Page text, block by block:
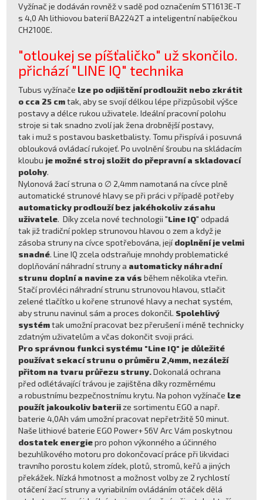
Vyžínač je dodáván rovněž v sadě pod označením ST1613E-T
s 4,0 Ah lithiovou baterií BA2242T a inteligentní nabíječkou
CH2100E.
"otloukej se píšťaličko" už skončilo.
přichází "LINE IQ" technika
Tubus vyžínače lze po odjištění prodloužit nebo zkrátit
o cca 25 cmtak, aby se svojí délkou lépe přizpůsobil výšce
postavy a délce rukou uživatele. Ideální pracovní polohu
stroje si tak snadno zvolí jak žena drobnější postavy,
tak i muž s postavou basketbalisty. Tomu přispívá i posuvná
oblouková ovládací rukojeť. Po uvolnění šroubu na skládacím
kloubu je možné stroj složit do přepravní a skladovací
polohy.
Nylonová žací struna o ∅ 2,4mm namotaná na cívce plně
automatické strunové hlavy se při práci v případě potřeby
automaticky prodlouží bez jakéhokoliv zásahu
uživatele. Díky zcela nové technologii "Line IQ" odpadá
tak již tradiční poklep strunovou hlavou o zem a když je
zásoba struny na cívce spotřebována, jejídoplnění je velmi
snadné. Line IQ zcela odstraňuje mnohdy problematické
doplňování náhradní struny a automaticky náhradní
strunu doplní a navine za vás během několika vteřin.
Stačí provléci náhradní strunu strunovou hlavou, stlačit
zelené tlačítko u kořene strunové hlavy a nechat systém,
aby strunu navinul sám a proces dokončil. Spolehlivý
systémtak umožní pracovat bez přerušení i méně technicky
zdatným uživatelům a včas dokončit svoji práci.
Pro správnou funkci systému "Line IQ" je důležité
používat sekací strunu o průměru 2,4mm, nezáleží
přitom na tvaru průřezu struny.Dokonalá ochrana
před odlétávající trávou je zajištěna díky rozměrnému
a robustnímu bezpečnostnímu krytu. Na pohon vyžínače lze
použít jakoukoliv bateriize sortimentu EGO a např.
baterie 4,0Ah vám umožní pracovat nepřetržitě 50 minut.
Naše lithiové baterie EGO Power+ 56V Arc Vám poskytnou
dostatek energiepro pohon výkonného a účinného
bezuhlíkového motoru pro dokončovací práce při likvidaci
travního porostu kolem zídek, plotů, stromů, keřů a jiných
překážek. Nízká hmotnost a možnost volby ze 2 rychlostí
otáčení žací struny a vyriabilním ovládáním otáček dělá